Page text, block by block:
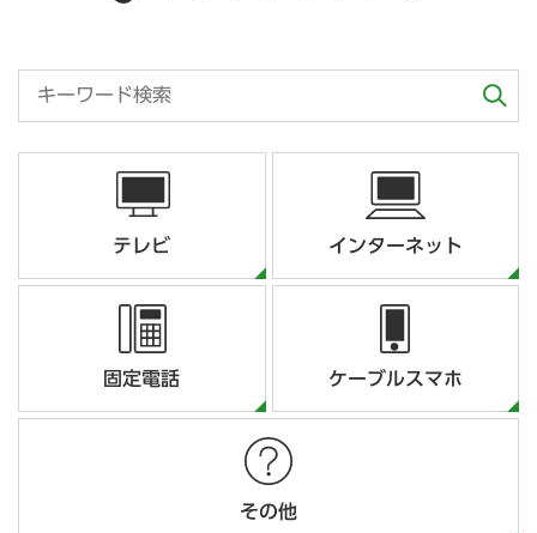
テレビ インターネット
固定電話 ケーブルスマホ
その他